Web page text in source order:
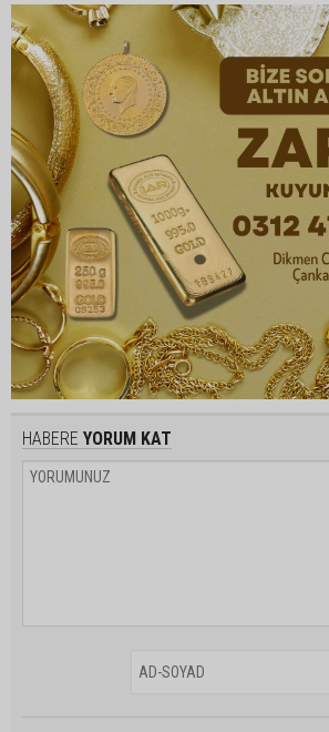
HABERE YORUM KAT